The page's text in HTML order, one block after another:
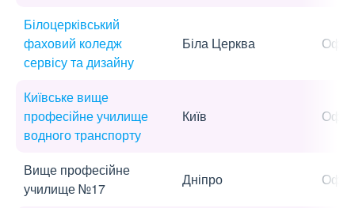
Білоцерківський
фаховий коледж
сервісу та дизайну
Біла Церква
Київське вище
професійне училище
водного транспорту
Київ
Вище професійне
училище №17
Дніпро